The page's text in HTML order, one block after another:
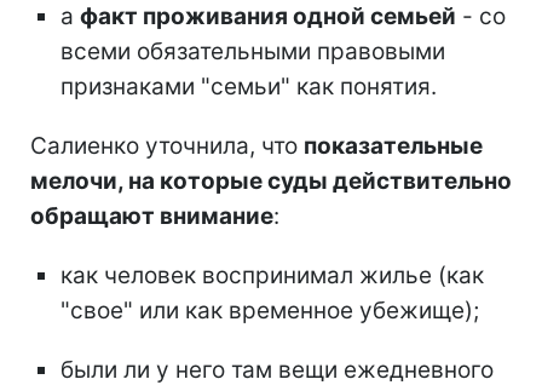
а факт проживания одной семьей - со
всеми обязательными правовыми
признаками "семьи" как понятия.
Салиенко уточнила, что показательные
мелочи, на которые суды действительно
обращают внимание:
как человек воспринимал жилье (как
"свое" или как временное убежище);
были ли у него там вещи ежедневного